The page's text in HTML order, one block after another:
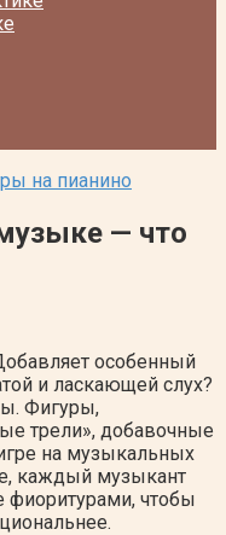
на пианино
— что
особенный
и ласкающей слух?
Фигуры,
трели», добавочные
на музыкальных
каждый музыкант
фиоритурами, чтобы